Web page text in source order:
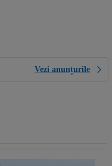
Vezi anunțurile